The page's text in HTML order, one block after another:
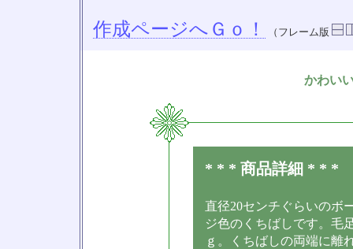
作成ページへＧｏ！ （フレーム版
かわい
* * * 商品詳細 * * *
直径20センチぐらいのボ
ジ色のくちばしです。毛
ｇ。くちばしの両端に離